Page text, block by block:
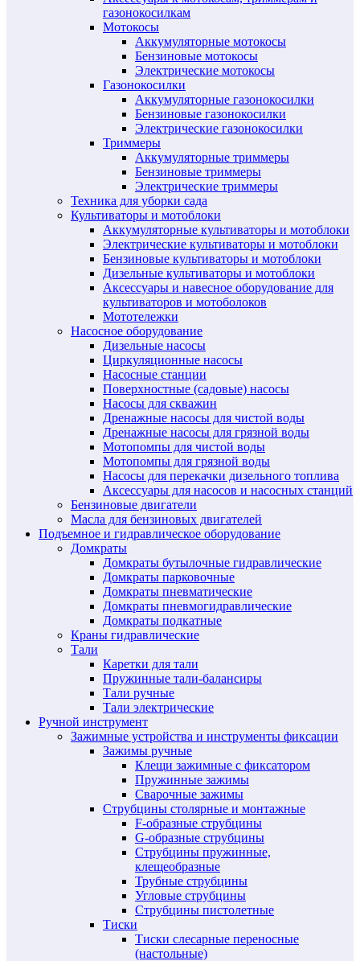
газонокосилкам
Мотокосы
Аккумуляторные мотокосы
Бензиновые мотокосы
Электрические мотокосы
Газонокосилки
Аккумуляторные газонокосилки
Бензиновые газонокосилки
Электрические газонокосилки
Триммеры
Аккумуляторные триммеры
Бензиновые триммеры
Электрические триммеры
Техника для уборки сада
Культиваторы и мотоблоки
Аккумуляторные культиваторы и мотоблоки
Электрические культиваторы и мотоблоки
Бензиновые культиваторы и мотоблоки
Дизельные культиваторы и мотоблоки
Аксессуары и навесное оборудование для
культиваторов и мотоболоков
Мототележки
Насосное оборудование
Дизельные насосы
Циркуляционные насосы
Насосные станции
Поверхностные (садовые) насосы
Насосы для скважин
Дренажные насосы для чистой воды
Дренажные насосы для грязной воды
Мотопомпы для чистой воды
Мотопомпы для грязной воды
Насосы для перекачки дизельного топлива
Аксессуары для насосов и насосных станций
Бензиновые двигатели
Масла для бензиновых двигателей
Подъемное и гидравлическое оборудование
Домкраты
Домкраты бутылочные гидравлические
Домкраты парковочные
Домкраты пневматические
Домкраты пневмогидравлические
Домкраты подкатные
Краны гидравлические
Тали
Каретки для тали
Пружинные тали-балансиры
Тали ручные
Тали электрические
Ручной инструмент
Зажимные устройства и инструменты фиксации
Зажимы ручные
Клещи зажимные с фиксатором
Пружинные зажимы
Сварочные зажимы
Струбцины столярные и монтажные
F-образные струбцины
G-образные струбцины
Струбцины пружинные,
клещеобразные
Трубные струбцины
Угловые струбцины
Струбцины пистолетные
Тиски
Тиски слесарные переносные
(настольные)